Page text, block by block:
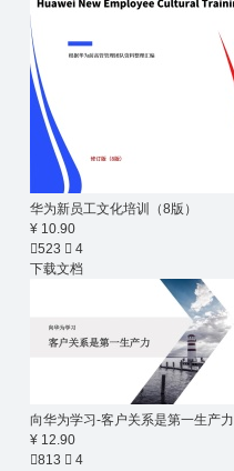
华为新员工文化培训（8版）
¥ 10.90
523  4
下载文档
向华为学习-客户关系是第一生产力
¥ 12.90
813  4